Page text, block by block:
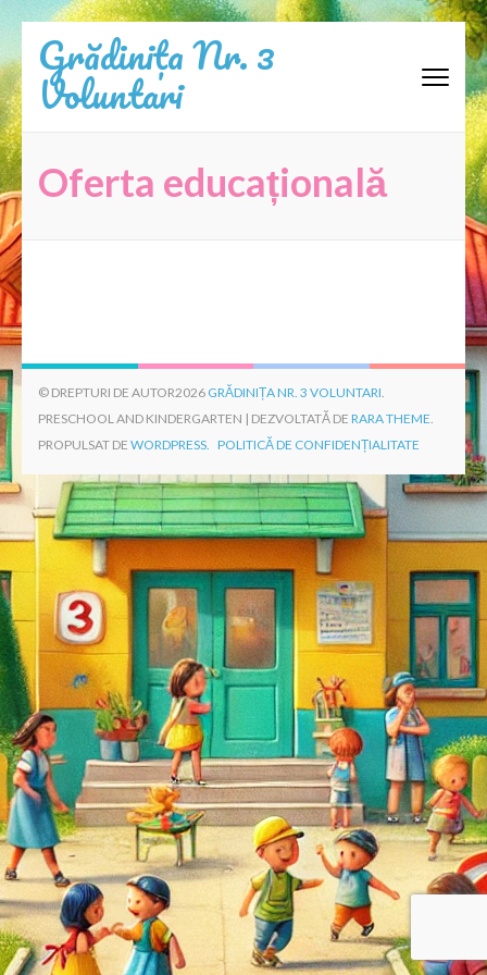
la
conținut
(apasă
Enter)
Grădinița Nr. 3
Voluntari
Oferta educațională
© DREPTURI DE AUTOR2026 GRĂDINIȚA NR. 3 VOLUNTARI.
PRESCHOOL AND KINDERGARTEN | DEZVOLTATĂ DE RARA THEME.
PROPULSAT DE WORDPRESS. POLITICĂ DE CONFIDENȚIALITATE